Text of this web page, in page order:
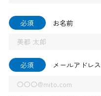
必須 お名前
必須 メールアドレス